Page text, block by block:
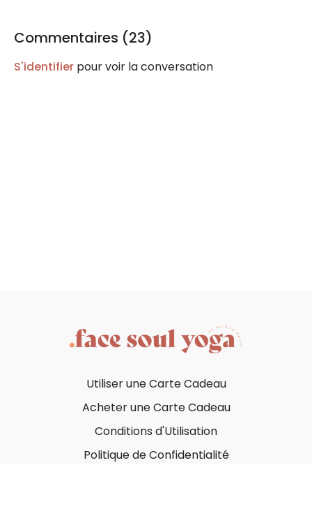
Commentaires (23)
S'identifier pour voir la conversation
Utiliser une Carte Cadeau
Acheter une Carte Cadeau
Conditions d'Utilisation
Politique de Confidentialité